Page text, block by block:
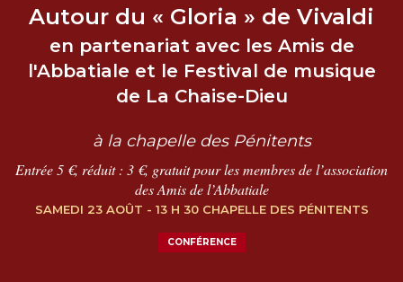
Autour du « Gloria » de Vivaldi
en partenariat avec les Amis de
l'Abbatiale et le Festival de musique
de La Chaise-Dieu
à la chapelle des Pénitents
Entrée 5 €, réduit : 3 €, gratuit pour les membres de l’association
des Amis de l’Abbatiale
SAMEDI 23 AOÛT - 13 H 30 CHAPELLE DES PÉNITENTS
CONFÉRENCE